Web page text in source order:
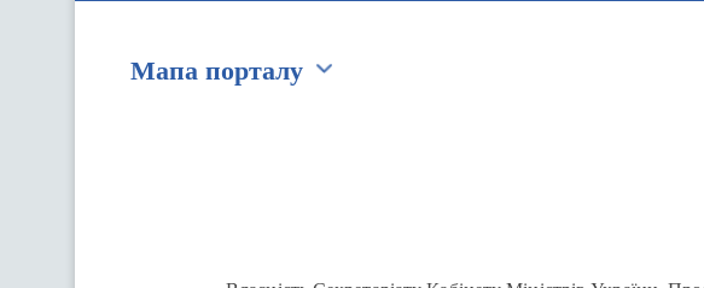
Мапа порталу